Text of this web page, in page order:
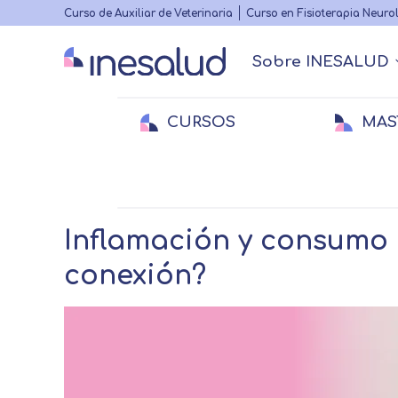
HighlightedCurso de Auxiliar de Veterinaria Curso en Fisioterapia
Main
Sobre INESALUD
Quiénes somos Acreditaciones
Actualidad Sanitaria
Menu
CURSOS
VeterinariaVeterinaria
Inflamación y
conexión?